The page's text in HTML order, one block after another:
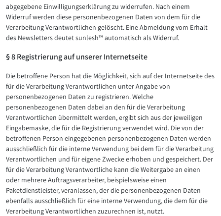
abgegebene Einwilligungserklärung zu widerrufen. Nach einem
Widerruf werden diese personenbezogenen Daten von dem für die
Verarbeitung Verantwortlichen gelöscht. Eine Abmeldung vom Erhalt
des Newsletters deutet sunlesh™ automatisch als Widerruf.
§ 8 Registrierung auf unserer Internetseite
Die betroffene Person hat die Möglichkeit, sich auf der Internetseite des
für die Verarbeitung Verantwortlichen unter Angabe von
personenbezogenen Daten zu registrieren. Welche
personenbezogenen Daten dabei an den für die Verarbeitung
Verantwortlichen übermittelt werden, ergibt sich aus der jeweiligen
Eingabemaske, die für die Registrierung verwendet wird. Die von der
betroffenen Person eingegebenen personenbezogenen Daten werden
ausschließlich für die interne Verwendung bei dem für die Verarbeitung
Verantwortlichen und für eigene Zwecke erhoben und gespeichert. Der
für die Verarbeitung Verantwortliche kann die Weitergabe an einen
oder mehrere Auftragsverarbeiter, beispielsweise einen
Paketdienstleister, veranlassen, der die personenbezogenen Daten
ebenfalls ausschließlich für eine interne Verwendung, die dem für die
Verarbeitung Verantwortlichen zuzurechnen ist, nutzt.